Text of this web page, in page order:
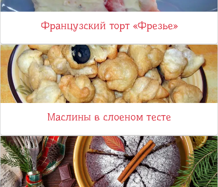
Французский торт «Фрезье»
Маслины в слоеном тесте